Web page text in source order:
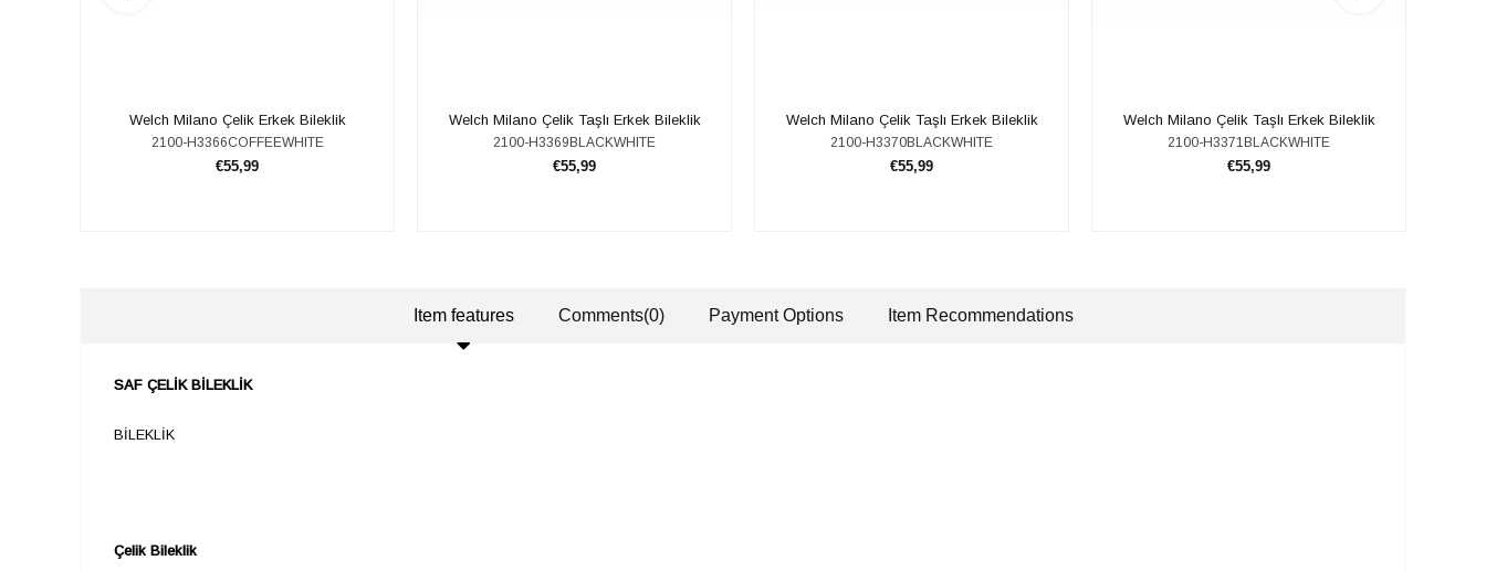
​​Welch Milano Çelik Erkek Bileklik
2100-H3366COFFEEWHITE
€55,99
​​Welch Milano Çelik Taşlı Erkek Bileklik
2100-H3369BLACKWHITE
€55,99
​​Welch Milano Çelik Taşlı Erkek Bileklik
2100-H3370BLACKWHITE
€55,99
​​Welch Milano Çelik Taşlı Erkek Bileklik
2100-H3371BLACKWHITE
€55,99
Item features Comments(0) Payment Options Item Recommendations
SAF ÇELİK BİLEKLİK
BİLEKLİK
Çelik Bileklik